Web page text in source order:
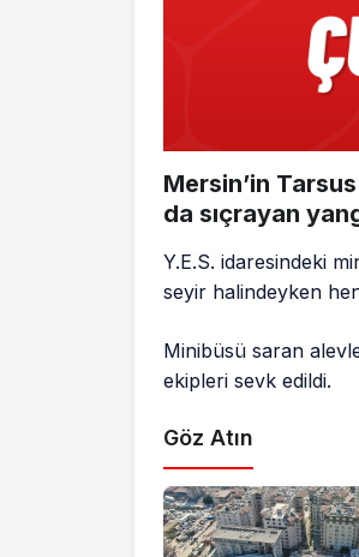
Mersin’in
da sıçrayan
Y.E.S. idaresindeki
seyir halindeyken
Minibüsü saran
ekipleri sevk edildi.
Göz Atın